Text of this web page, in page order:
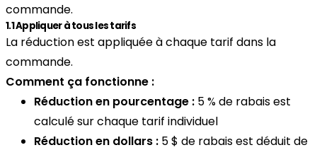
commande.
1.1 Appliquer à tous les tarifs
La réduction est appliquée à chaque tarif dans la
commande.
Comment ça fonctionne :
Réduction en pourcentage : 5 % de rabais est
calculé sur chaque tarif individuel
Réduction en dollars : 5 $ de rabais est déduit de